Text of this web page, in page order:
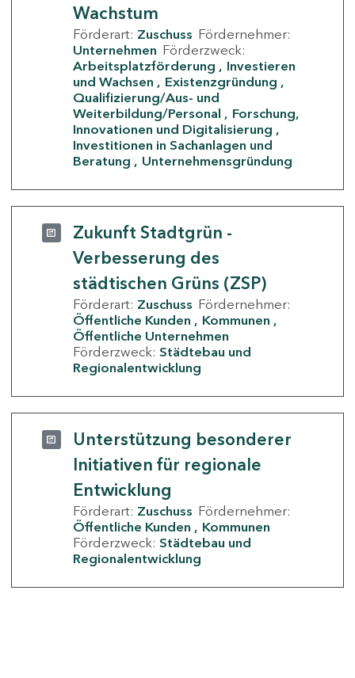
Wachstum
Förderart: Zuschuss Fördernehmer:
Unternehmen Förderzweck:
Arbeitsplatzförderung
Investieren
und Wachsen
Existenzgründung
Qualifizierung/Aus- und
Weiterbildung/Personal
Forschung,
Innovationen und Digitalisierung
Investitionen in Sachanlagen und
Beratung
Unternehmensgründung
Zukunft Stadtgrün -
Verbesserung des
städtischen Grüns (ZSP)
Förderart: Zuschuss Fördernehmer:
Öffentliche Kunden
Kommunen
Öffentliche Unternehmen
Förderzweck: Städtebau und
Regionalentwicklung
Unterstützung besonderer
Initiativen für regionale
Entwicklung
Förderart: Zuschuss Fördernehmer:
Öffentliche Kunden
Kommunen
Förderzweck: Städtebau und
Regionalentwicklung